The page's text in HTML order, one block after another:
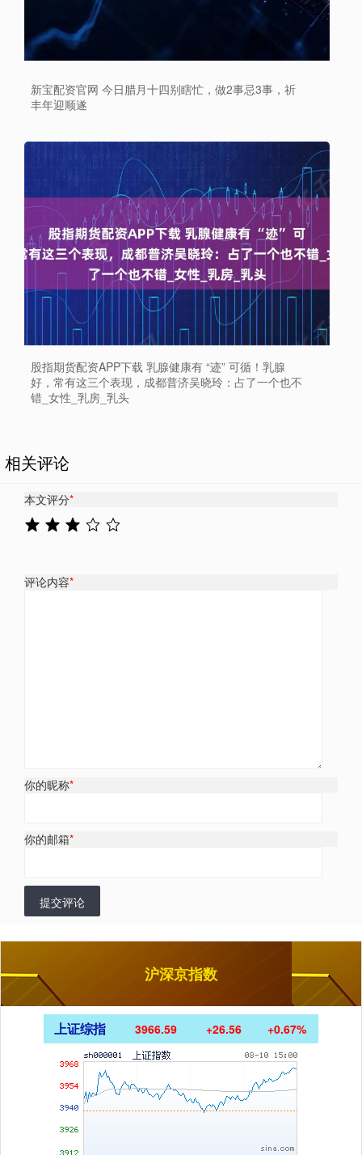
新宝配资官网 今日腊月十四别瞎忙，做2事忌3事，祈
丰年迎顺遂
股指期货配资APP下载 乳腺健康有 “迹” 可循！乳腺
好，常有这三个表现，成都普济吴晓玲：占了一个也不
错_女性_乳房_乳头
相关评论
本文评分*
评论内容*
你的昵称*
你的邮箱*
提交评论
沪深京指数
上证综指 3966.59 +26.56 +0.67%